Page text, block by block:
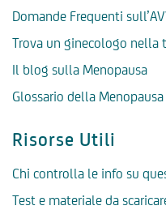
Domande Frequenti
Trova un ginecologo nella
Il blog sulla Menopausa
Glossario della Menopausa
Risorse Utili
Chi controlla le info su
Test e materiale da